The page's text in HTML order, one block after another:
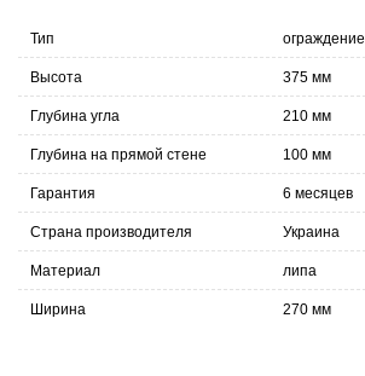
Тип ограждение
Высота 375 мм
Глубина угла 210 мм
Глубина на прямой стене 100 мм
Гарантия 6 месяцев
Страна производителя Украина
Материал липа
Ширина 270 мм